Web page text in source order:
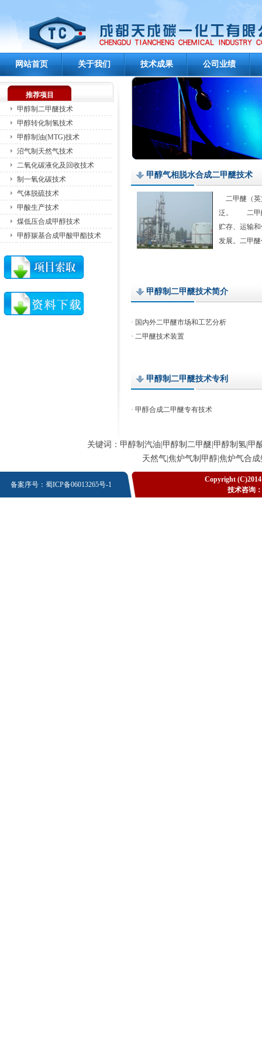
网站首页 关于我们 技术成果 公司业绩
推荐项目
甲醇制二甲醚技术
甲醇转化制氢技术
甲醇制油(MTG)技术
沼气制天然气技术
二氧化碳液化及回收技术
制一氧化碳技术
气体脱硫技术
甲酸生产技术
煤低压合成甲醇技术
甲醇羰基合成甲酸甲酯技术
甲醇气相脱水合成二甲醚技术
二甲醚（英
泛。 二甲醚
贮存、运输
发展。二甲
甲醇制二甲醚技术简介
· 国内外二甲醚市场和工艺分析
· 二甲醚技术装置
甲醇制二甲醚技术专利
· 甲醇合成二甲醚专有技术
关键词： 甲醇制汽油 甲醇制二甲醚 甲醇制氢 甲
天然气 焦炉气制甲醇 焦炉气合成
备案序号： 蜀ICP备06013265号-1
Copyright
技术咨询